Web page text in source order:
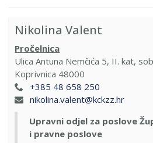
Nikolina Valent
Pročelnica
Ulica Antuna Nemčića 5, II. kat,
Koprivnica 48000
+385 48 658 250
nikolina.valent@kckzz.hr
Upravni odjel za poslove
i pravne poslove